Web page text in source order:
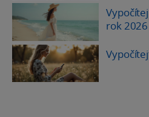
rok 2026